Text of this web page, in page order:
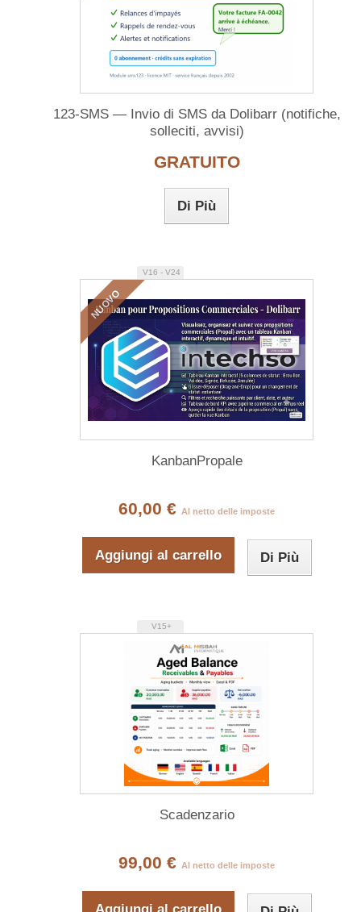
123-SMS — Invio di SMS da Dolibarr (notifiche,
solleciti, avvisi)
GRATUITO
Di Più
NUOVO
V16 - V24
KanbanPropale
60,00 € Al netto delle imposte
Aggiungi al carrello Di Più
V15+
Scadenzario
99,00 € Al netto delle imposte